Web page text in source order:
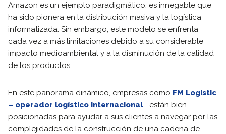
Amazon es un ejemplo paradigmático: es innegable que
ha sido pionera en la distribución masiva y la logística
informatizada. Sin embargo, este modelo se enfrenta
cada vez a más limitaciones debido a su considerable
impacto medioambiental y a la disminución de la calidad
de los productos.
En este panorama dinámico, empresas como FM Logistic
– operador logístico internacional– están bien
posicionadas para ayudar a sus clientes a navegar por las
complejidades de la construcción de una cadena de